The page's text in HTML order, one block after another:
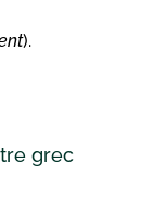
).
grec